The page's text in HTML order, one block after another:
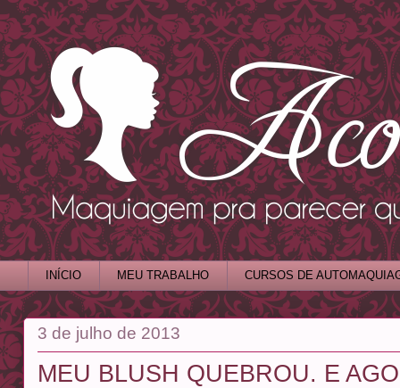
INÍCIO MEU TRABALHO CURSOS DE
3 de julho de 2013
MEU BLUSH QUEBROU. E